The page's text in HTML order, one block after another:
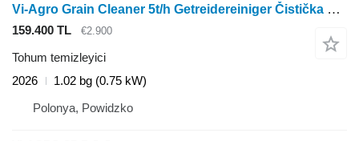
Vi-Agro Grain Cleaner 5t/h Getreidereiniger Čistička obilí Nettoyeur de
159.400 TL €2.900
Tohum temizleyici
2026
1.02 bg (0.75 kW)
Polonya, Powidzko